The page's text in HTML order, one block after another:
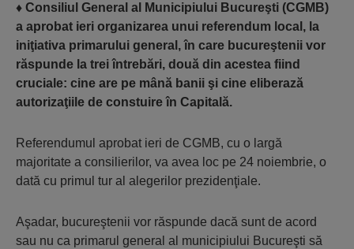
♦ Consiliul General al Municipiului Bucureşti (CGMB)
a aprobat ieri organizarea unui referendum local, la
iniţiativa primarului general, în care bucureştenii vor
răspunde la trei întrebări, două din acestea fiind
cruciale: cine are pe mână banii şi cine eliberază
autorizaţiile de constuire în Capitală.
Referendumul aprobat ieri de CGMB, cu o largă
majoritate a con­sili­erilor, va avea loc pe 24 noiembrie, o
dată cu primul tur al alegerilor prezidenţiale.
Aşadar, bucureştenii vor răspunde dacă sunt de acord
sau nu ca primarul general al municipiului Bucureşti să